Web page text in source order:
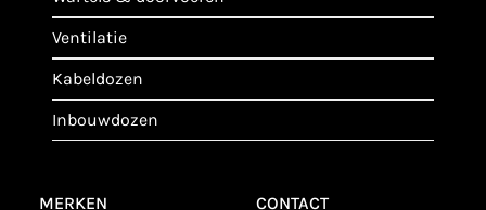
ventilatie
kabeldozen
inbouwdozen
MERKEN
CONTACT